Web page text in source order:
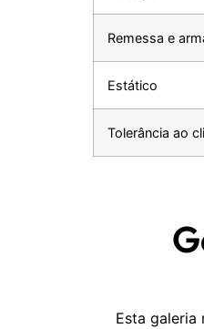
Remessa e
Estático
Tolerância ao
Esta galeria